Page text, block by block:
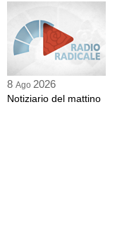
8 Ago 2026
Notiziario del mattino